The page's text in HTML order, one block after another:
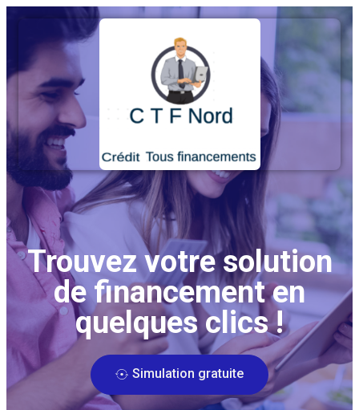
Trouvez votre solution
de financement en
quelques clics !
Simulation gratuite